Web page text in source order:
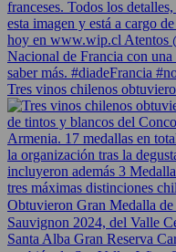
Tres vinos chilenos